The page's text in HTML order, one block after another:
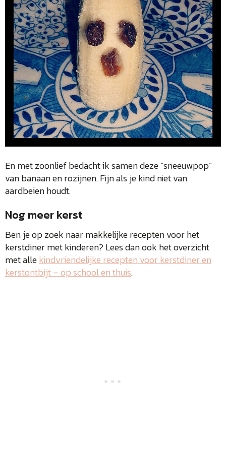
En met zoonlief bedacht ik samen deze “sneeuwpop”
van banaan en rozijnen. Fijn als je kind niet van
aardbeien houdt.
Nog meer kerst
Ben je op zoek naar makkelijke recepten voor het
kerstdiner met kinderen? Lees dan ook het overzicht
met allekindvriendelijke recepten voor kerstdiner en
kerstontbijt – op school en thuis.